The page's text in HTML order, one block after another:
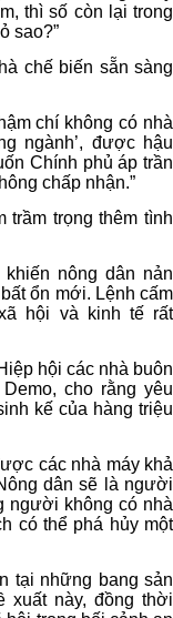
thì số còn lại trong
sao?”
chế biến sẵn sàng
chí không có nhà
ngành’, được hậu
Chính phủ áp trần
chấp nhận.”
trầm trọng thêm tình
nông dân nản
ổn mới. Lệnh cấm
hội và kinh tế rất
hội các nhà buôn
cho rằng yêu
kế của hàng triệu
các nhà máy khả
dân sẽ là người
người không có nhà
có thể phá hủy một
tại những bang sản
xuất này, đồng thời